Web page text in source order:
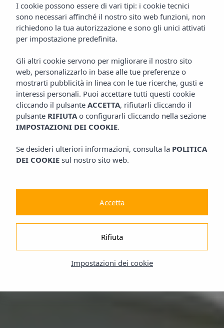
I cookie possono essere di vari tipi: i cookie tecnici
sono necessari affinché il nostro sito web funzioni, non
richiedono la tua autorizzazione e sono gli unici attivati
per impostazione predefinita.
Gli altri cookie servono per migliorare il nostro sito
web, personalizzarlo in base alle tue preferenze o
mostrarti pubblicità in linea con le tue ricerche, gusti e
interessi personali. Puoi accettare tutti questi cookie
cliccando il pulsante ACCETTA, rifiutarli cliccando il
pulsante RIFIUTAo configurarli cliccando nella sezione
IMPOSTAZIONI DEI COOKIE.
Se desideri ulteriori informazioni, consulta la POLITICA
DEI COOKIE sul nostro sito web.
Impostazioni dei cookie
Rifiuta
Accetta